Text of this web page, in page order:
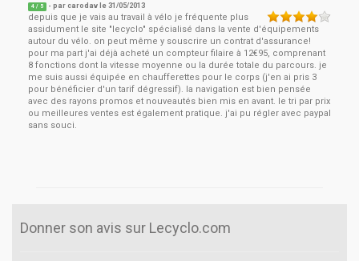
4 / 5 - parcarodav le31/05/2013
depuis que je vais au travail à vélo je fréquente plus
assidument le site "lecyclo" spécialisé dans la vente d'équipements
autour du vélo. on peut même y souscrire un contrat d'assurance!
pour ma part j'ai déjà acheté un compteur filaire à 12€95, comprenant
8 fonctions dont la vitesse moyenne ou la durée totale du parcours. je
me suis aussi équipée en chaufferettes pour le corps (j'en ai pris 3
pour bénéficier d'un tarif dégressif). la navigation est bien pensée
avec des rayons promos et nouveautés bien mis en avant. le tri par prix
ou meilleures ventes est également pratique. j'ai pu régler avec paypal
sans souci.
Donner son avis sur Lecyclo.com